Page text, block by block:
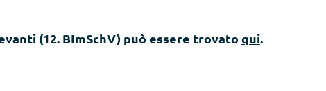
(12. BImSchV) può essere trovato qui.